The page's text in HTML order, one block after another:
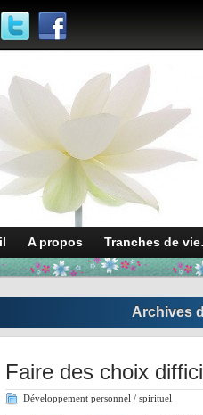
A propos Tranches de
Archives
Faire des choix
Développement personnel / spirituel